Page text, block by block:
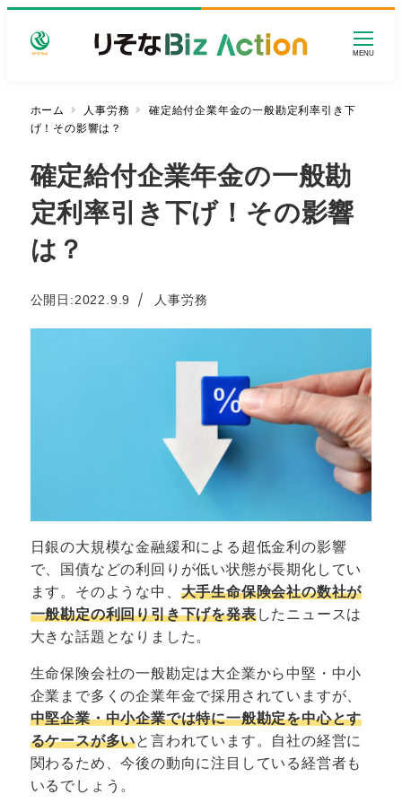
MENU
ホーム 人事労務
確定給付企業年金の一般勘定利率引き下
げ！その影響は？
確定給付企業年金の一般勘
定利率引き下げ！その影響
は？
公開日:
投稿日
2022.9.9 カテゴリー
人事労務
日銀の大規模な金融緩和による超低金利の影響
で、国債などの利回りが低い状態が長期化してい
ます。そのような中、 大手生命保険会社の数社が
一般勘定の利回り引き下げを発表したニュースは
大きな話題となりました。
生命保険会社の一般勘定は大企業から中堅・中小
企業まで多くの企業年金で採用されていますが、
中堅企業・中小企業では特に一般勘定を中心とす
るケースが多いと言われています。自社の経営に
関わるため、今後の動向に注目している経営者も
いるでしょう。